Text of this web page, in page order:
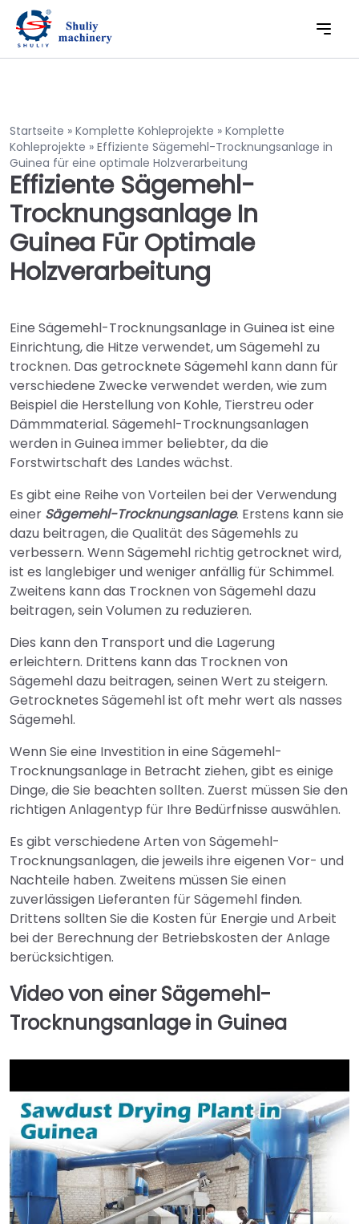
Startseite » Komplette Kohleprojekte » Komplette
Kohleprojekte » Effiziente Sägemehl-Trocknungsanlage in
Guinea für eine optimale Holzverarbeitung
Effiziente Sägemehl-
Trocknungsanlage In
Guinea Für Optimale
Holzverarbeitung
Eine Sägemehl-Trocknungsanlage in Guinea ist eine
Einrichtung, die Hitze verwendet, um Sägemehl zu
trocknen. Das getrocknete Sägemehl kann dann für
verschiedene Zwecke verwendet werden, wie zum
Beispiel die Herstellung von Kohle, Tierstreu oder
Dämmmaterial. Sägemehl-Trocknungsanlagen
werden in Guinea immer beliebter, da die
Forstwirtschaft des Landes wächst.
Es gibt eine Reihe von Vorteilen bei der Verwendung
einer Sägemehl-Trocknungsanlage. Erstens kann sie
dazu beitragen, die Qualität des Sägemehls zu
verbessern. Wenn Sägemehl richtig getrocknet wird,
ist es langlebiger und weniger anfällig für Schimmel.
Zweitens kann das Trocknen von Sägemehl dazu
beitragen, sein Volumen zu reduzieren.
Dies kann den Transport und die Lagerung
erleichtern. Drittens kann das Trocknen von
Sägemehl dazu beitragen, seinen Wert zu steigern.
Getrocknetes Sägemehl ist oft mehr wert als nasses
Sägemehl.
Wenn Sie eine Investition in eine Sägemehl-
Trocknungsanlage in Betracht ziehen, gibt es einige
Dinge, die Sie beachten sollten. Zuerst müssen Sie den
richtigen Anlagentyp für Ihre Bedürfnisse auswählen.
Es gibt verschiedene Arten von Sägemehl-
Trocknungsanlagen, die jeweils ihre eigenen Vor- und
Nachteile haben. Zweitens müssen Sie einen
zuverlässigen Lieferanten für Sägemehl finden.
Drittens sollten Sie die Kosten für Energie und Arbeit
bei der Berechnung der Betriebskosten der Anlage
berücksichtigen.
Video von einer Sägemehl-
Trocknungsanlage in Guinea